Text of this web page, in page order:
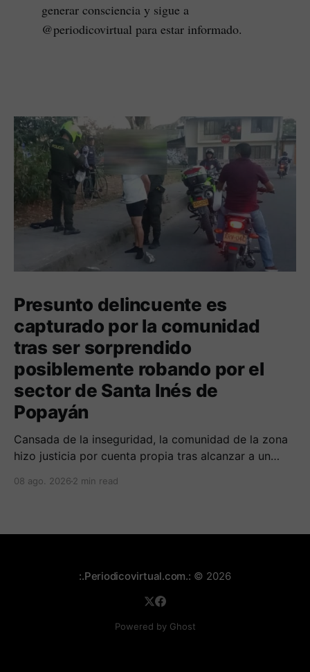
generar consciencia y sigue a
@periodicovirtual para estar informado.
Presunto delincuente es
capturado por la comunidad
tras ser sorprendido
posiblemente robando por el
sector de Santa Inés de
Popayán
Cansada de la inseguridad, la comunidad de la zona
hizo justicia por cuenta propia tras alcanzar a un
comuna cuatro. La gente pedía que lo incineraran,
08 ago. 2026 2 min read
:.Periodicovirtual.com.: © 2026
Powered by Ghost